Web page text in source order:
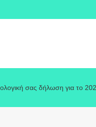
σας δήλωση για το